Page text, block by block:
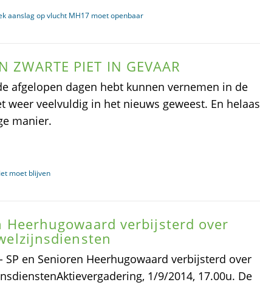
aanslag op vlucht MH17 moet openbaar
ZWARTE PIET IN GEVAAR
afgelopen dagen hebt kunnen vernemen in de
weer veelvuldig in het nieuws geweest. En helaas
manier.
moet blijven
Heerhugowaard verbijsterd over
- SP en Senioren Heerhugowaard verbijsterd over
1/9/2014, 17.00u. De